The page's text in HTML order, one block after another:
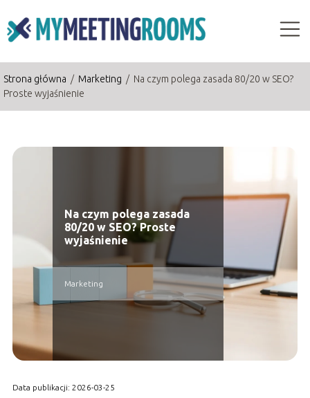
Strona główna / Marketing / Na czym polega zasada 80/20 w SEO?
Proste wyjaśnienie
Na czym polega zasada
80/20 w SEO? Proste
wyjaśnienie
Marketing
Data publikacji: 2026-03-25